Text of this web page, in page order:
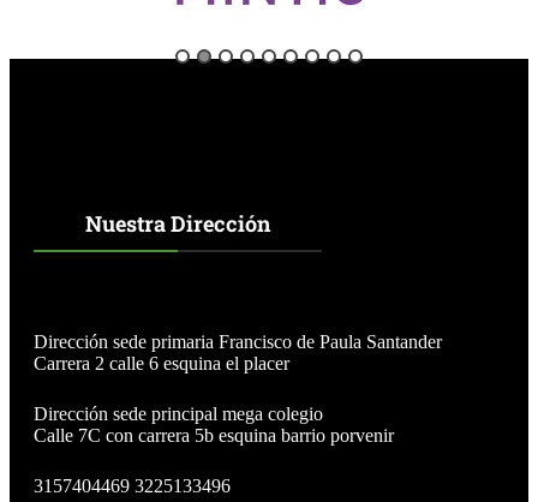
Nuestra Dirección
Dirección sede primaria Francisco de Paula Santander
Carrera 2 calle 6 esquina el placer
Dirección sede principal mega colegio
Calle 7C con carrera 5b esquina barrio porvenir
3157404469 3225133496